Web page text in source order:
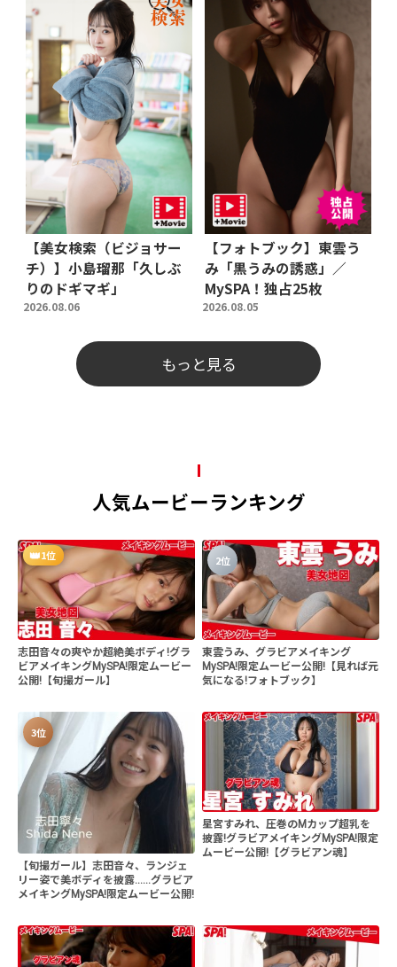
【美女検索（ビジョサー
チ）】小島瑠那「久しぶ
りのドギマギ」
2026.08.06
【フォトブック】東雲う
み「黒うみの誘惑」／
MySPA！独占25枚
2026.08.05
もっと見る
人気ムービーランキング
1位
志田音々の爽やか超絶美ボディ!グラ
ビアメイキングMySPA!限定ムービー
公開!【旬撮ガール】
2位
東雲うみ、グラビアメイキング
MySPA!限定ムービー公開!【見れば元
気になる!フォトブック】
3位
【旬撮ガール】志田音々、ランジェ
リー姿で美ボディを披露......グラビア
メイキングMySPA!限定ムービー公開!
星宮すみれ、圧巻のMカップ超乳を
披露!グラビアメイキングMySPA!限定
ムービー公開!【グラビアン魂】